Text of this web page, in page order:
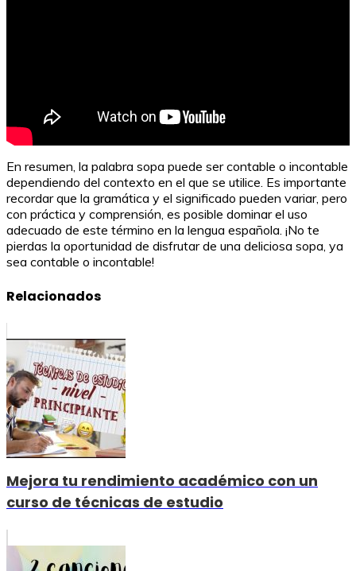
En resumen, la palabra sopa puede ser contable o incontable
dependiendo del contexto en el que se utilice. Es importante
recordar que la gramática y el significado pueden variar, pero
con práctica y comprensión, es posible dominar el uso
adecuado de este término en la lengua española. ¡No te
pierdas la oportunidad de disfrutar de una deliciosa sopa, ya
sea contable o incontable!
Relacionados
Mejora tu rendimiento académico con un
curso de técnicas de estudio